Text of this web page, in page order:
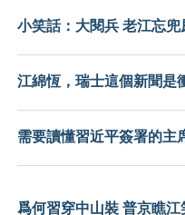
小笑話：大閱兵 老江忘兜
江綿恆，瑞士這個新聞是
需要讀懂習近平簽署的主
爲何習穿中山裝 普京瞧江